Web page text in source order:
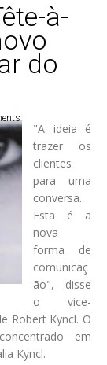
à-
do
"A ideia é
trazer os
clientes
para uma
conversa.
Esta é a
nova
forma de
comunicaç
ão", disse
o vice-
Robert Kyncl. O
em
Kyncl.